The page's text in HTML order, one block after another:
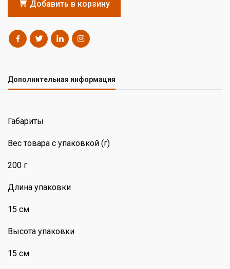
Добавить в корзину
Дополнительная информация
Габариты
Вес товара с упаковкой (г)
200 г
Длина упаковки
15 см
Высота упаковки
15 см